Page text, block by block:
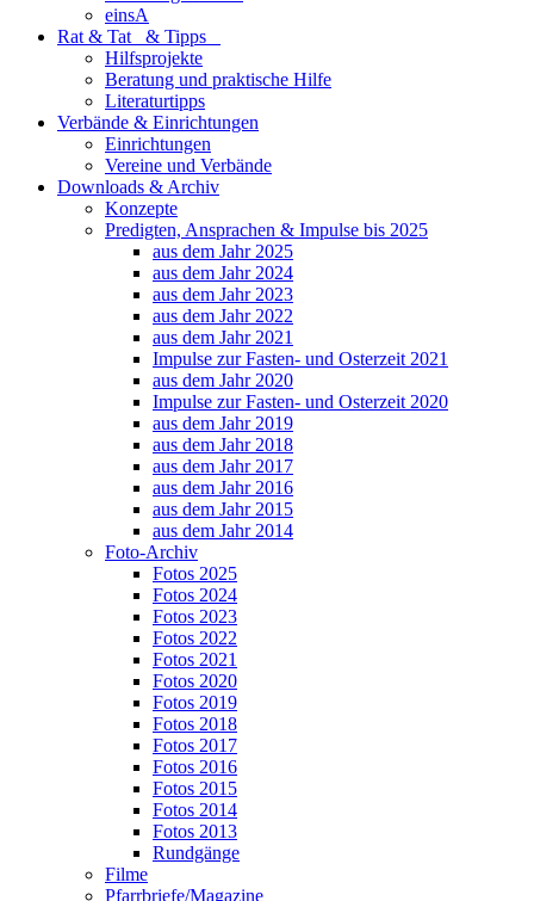
einsA
Rat & Tat & Tipps
Hilfsprojekte
Beratung und praktische Hilfe
Literaturtipps
Verbände & Einrichtungen
Einrichtungen
Vereine und Verbände
Downloads & Archiv
Konzepte
Predigten, Ansprachen & Impulse bis 2025
aus dem Jahr 2025
aus dem Jahr 2024
aus dem Jahr 2023
aus dem Jahr 2022
aus dem Jahr 2021
Impulse zur Fasten- und Osterzeit 2021
aus dem Jahr 2020
Impulse zur Fasten- und Osterzeit 2020
aus dem Jahr 2019
aus dem Jahr 2018
aus dem Jahr 2017
aus dem Jahr 2016
aus dem Jahr 2015
aus dem Jahr 2014
Foto-Archiv
Fotos 2025
Fotos 2024
Fotos 2023
Fotos 2022
Fotos 2021
Fotos 2020
Fotos 2019
Fotos 2018
Fotos 2017
Fotos 2016
Fotos 2015
Fotos 2014
Fotos 2013
Rundgänge
Filme
Pfarrbriefe/Magazine